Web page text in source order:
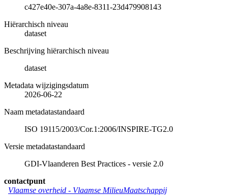
c427e40e-307a-4a8e-8311-23d479908143
Hiërarchisch niveau
dataset
Beschrijving hiërarchisch niveau
dataset
Metadata wijzigingsdatum
2026-06-22
Naam metadatastandaard
ISO 19115/2003/Cor.1:2006/INSPIRE-TG2.0
Versie metadatastandaard
GDI-Vlaanderen Best Practices - versie 2.0
contactpunt
Vlaamse overheid - Vlaamse MilieuMaatschappij